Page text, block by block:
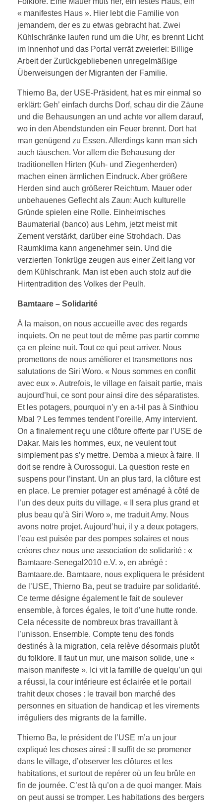
« manifestes Haus ». Hier lebt die Familie von
jemandem, der es zu etwas gebracht hat. Zwei
Kühlschränke laufen rund um die Uhr, es brennt Licht
im Innenhof und das Portal verrät zweierlei: Billige
Arbeit der Zurückgebliebenen unregelmäßige
Überweisungen der Migranten der Familie.
Thierno Ba, der USE-Präsident, hat es mir einmal so
erklärt: Geh’ einfach durchs Dorf, schau dir die Zäune
und die Behausungen an und achte vor allem darauf,
wo in den Abendstunden ein Feuer brennt. Dort hat
man genügend zu Essen. Allerdings kann man sich
auch täuschen. Vor allem die Behausung der
traditionellen Hirten (Kuh- und Ziegenherden)
machen einen ärmlichen Eindruck. Aber größere
Herden sind auch größerer Reichtum. Mauer oder
unbehauenes Geflecht als Zaun: Auch kulturelle
Gründe spielen eine Rolle. Einheimisches
Baumaterial (banco) aus Lehm, jetzt meist mit
Zement verstärkt, darüber eine Strohdach. Das
Raumklima kann angenehmer sein. Und die
verzierten Tonkrüge zeugen aus einer Zeit lang vor
dem Kühlschrank. Man ist eben auch stolz auf die
Hirtentradition des Volkes der Peulh.
Bamtaare – Solidarité
À la maison, on nous accueille avec des regards
inquiets. On ne peut tout de même pas partir comme
ça en pleine nuit. Tout ce qui peut arriver. Nous
promettons de nous améliorer et transmettons nos
salutations de Siri Woro. « Nous sommes en conflit
avec eux ». Autrefois, le village en faisait partie, mais
aujourd’hui, ce sont pour ainsi dire des séparatistes.
Et les potagers, pourquoi n’y en a-t-il pas à Sinthiou
Mbal ? Les femmes tendent l’oreille, Amy intervient.
On a finalement reçu une clôture offerte par l’USE de
Dakar. Mais les hommes, eux, ne veulent tout
simplement pas s’y mettre. Demba a mieux à faire. Il
doit se rendre à Ourossogui. La question reste en
suspens pour l’instant. Un an plus tard, la clôture est
en place. Le premier potager est aménagé à côté de
l’un des deux puits du village. « Il sera plus grand et
plus beau qu’à Siri Woro », me traduit Amy. Nous
avons notre projet. Aujourd’hui, il y a deux potagers,
l’eau est puisée par des pompes solaires et nous
créons chez nous une association de solidarité : «
Bamtaare-Senegal2010 e.V. », en abrégé :
Bamtaare.de. Bamtaare, nous expliquera le président
de l’USE, Thierno Ba, peut se traduire par solidarité.
Ce terme désigne également le fait de soulever
ensemble, à forces égales, le toit d’une hutte ronde.
Cela nécessite de nombreux bras travaillant à
l’unisson. Ensemble. Compte tenu des fonds
destinés à la migration, cela relève désormais plutôt
du folklore. Il faut un mur, une maison solide, une «
maison manifeste ». Ici vit la famille de quelqu’un qui
a réussi, la cour intérieure est éclairée et le portail
trahit deux choses : le travail bon marché des
personnes en situation de handicap et les virements
irréguliers des migrants de la famille.
Thierno Ba, le président de l’USE m’a un jour
expliqué les choses ainsi : Il suffit de se promener
dans le village, d’observer les clôtures et les
habitations, et surtout de repérer où un feu brûle en
fin de journée. C’est là qu’on a de quoi manger. Mais
on peut aussi se tromper. Les habitations des bergers